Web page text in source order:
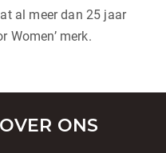
al meer dan 25 jaar
Women’ merk.
OVER ONS